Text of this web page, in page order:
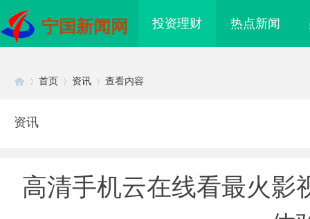
宁国新闻网 投资理财 热点新闻
首页 资讯 查看内容
资讯
高清手机云在线看最火影